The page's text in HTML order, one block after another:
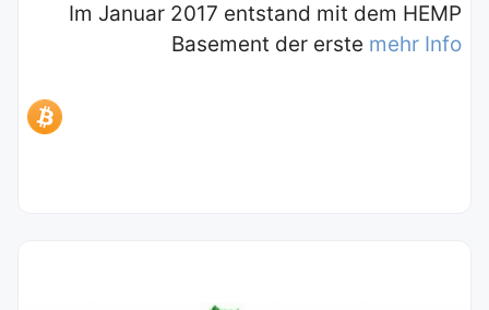
Im Januar 2017 entstand mit dem HEMP
Basement der erste mehr Info